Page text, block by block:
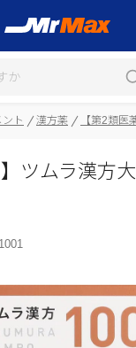
ト 漢方薬 【第2類医
】ツムラ漢方